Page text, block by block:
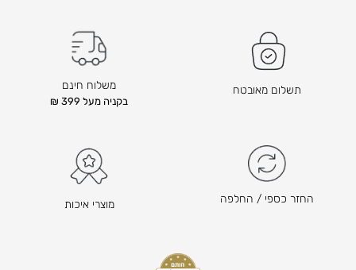
א
ח
תשלום מאובטח משלוח חינם
בקניה מעל 399 ₪
החזר כספי / החלפה מוצרי איכות